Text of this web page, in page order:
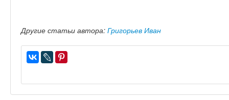
Другие статьи автора: Григорьев Иван